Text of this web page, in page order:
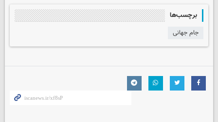
برچسب‌ها
جام جهانی